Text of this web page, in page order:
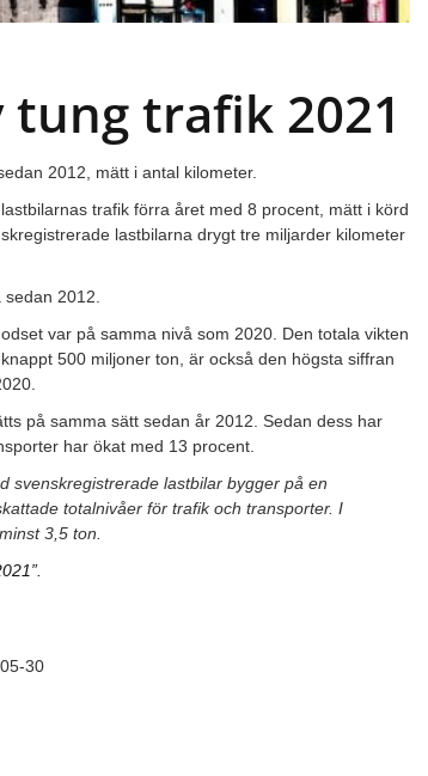
trafik 2021
2012, mätt i antal kilometer.
trafik förra året med 8 procent, mätt i körd
lastbilarna drygt tre miljarder kilometer
2012.
var på samma nivå som 2020. Den totala vikten
500 miljoner ton, är också den högsta siffran
på samma sätt sedan år 2012. Sedan dess har
har ökat med 13 procent.
svenskregistrerade lastbilar bygger på en
totalnivåer för trafik och transporter. I
3,5 ton.
30